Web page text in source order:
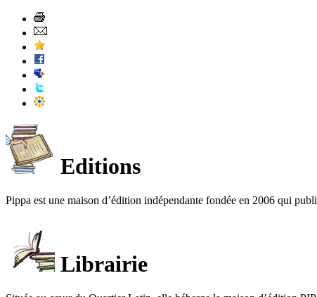
Editions
Pippa est une maison d’édition indépendante fondée en 2006 qui
Librairie